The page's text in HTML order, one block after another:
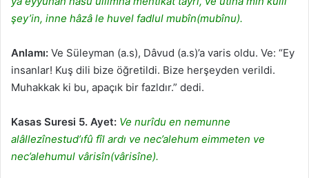
şey’in, inne hâzâ le huvel fadlul mubîn(mubînu).
Anlamı: Ve Süleyman (a.s), Dâvud (a.s)’a varis oldu. Ve: “Ey
insanlar! Kuş dili bize öğretildi. Bize herşeyden verildi.
Muhakkak ki bu, apaçık bir fazldır.” dedi.
Kasas Suresi 5. Ayet: Ve nurîdu en nemunne
alâllezînestud’ıfû fîl ardı ve nec’alehum eimmeten ve
nec’alehumul vârisîn(vârisîne).